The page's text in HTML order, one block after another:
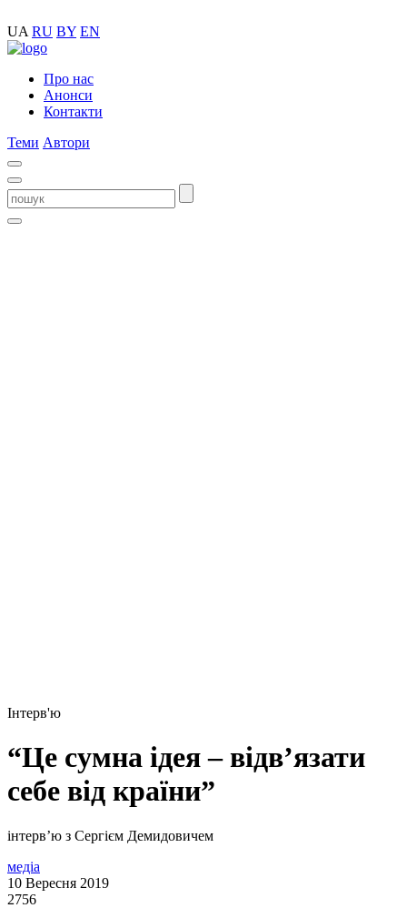
UA RU BY EN
Про нас
Анонси
Контакти
Теми Автори
Інтерв'ю
“Це сумна ідея – відв’язати
себе від країни”
інтерв’ю з Сергієм Демидовичем
медіа
10 Вересня 2019
2756